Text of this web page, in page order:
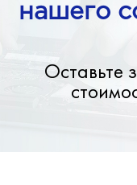
нашего
Оставьте